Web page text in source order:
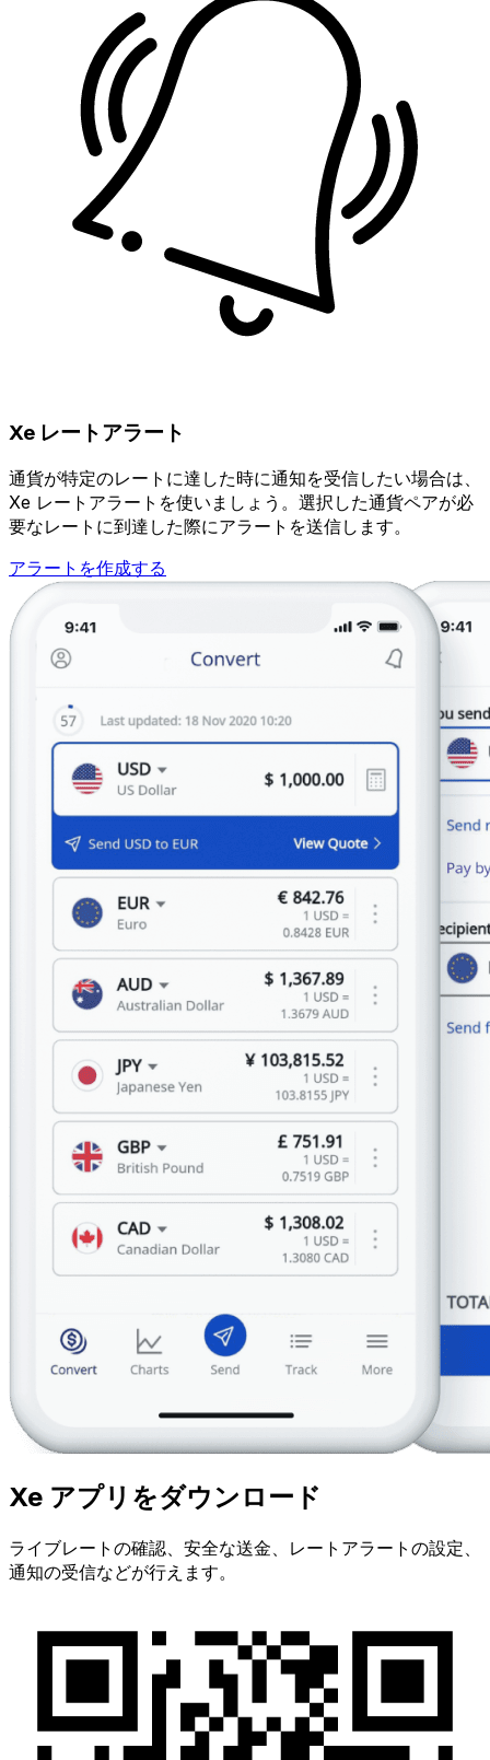
Xe レートアラート
通貨が特定のレートに達した時に通知を受信したい場合は、
Xe レートアラートを使いましょう。選択した通貨ペアが必
要なレートに到達した際にアラートを送信します。
アラートを作成する
Xe アプリをダウンロード
ライブレートの確認、安全な送金、レートアラートの設定、
通知の受信などが行えます。